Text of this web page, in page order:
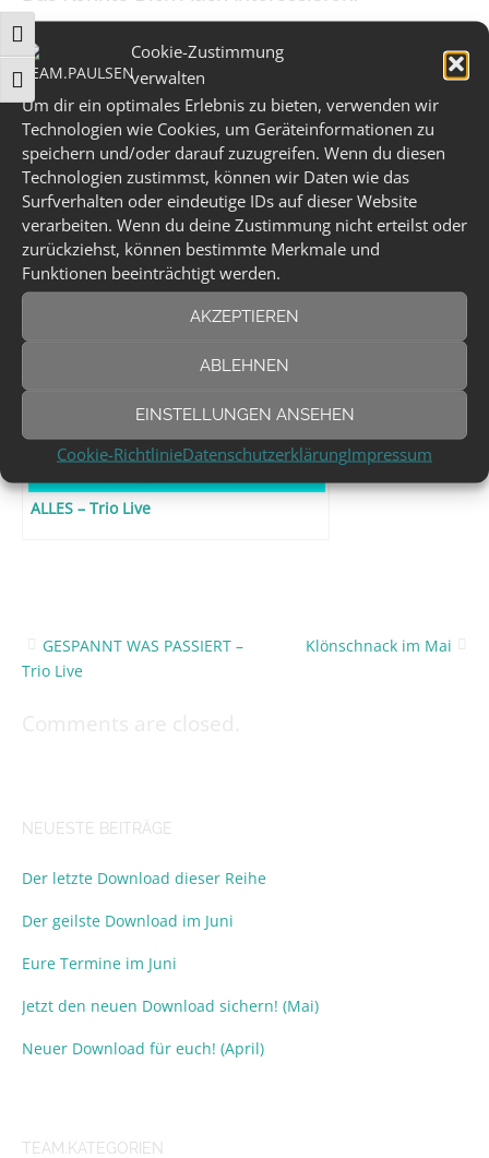
Cookie-Zustimmung
verwalten
Um dir ein optimales Erlebnis zu bieten, verwenden wir
Technologien wie Cookies, um Geräteinformationen zu
speichern und/oder darauf zuzugreifen. Wenn du diesen
Technologien zustimmst, können wir Daten wie das
Surfverhalten oder eindeutige IDs auf dieser Website
verarbeiten. Wenn du deine Zustimmung nicht erteilst oder
zurückziehst, können bestimmte Merkmale und
Funktionen beeinträchtigt werden.
AKZEPTIEREN
ABLEHNEN
EINSTELLUNGEN ANSEHEN
Cookie-RichtlinieDatenschutzerklärungImpressum
UMSCHALTEN AUF HOHE KONTRASTE
SCHRIFT VERGRÖSSERN
:
Jetzt exklusiv die Single
ALLES – Trio Live
Post
GESPANNT WAS PASSIERT –
Trio Live
Klönschnack im Mai
NEUESTE BEITRÄGE
Der letzte Download dieser Reihe
Der geilste Download im Juni
Eure Termine im Juni
Jetzt den neuen Download sichern! (Mai)
Neuer Download für euch! (April)
TEAM.KATEGORIEN